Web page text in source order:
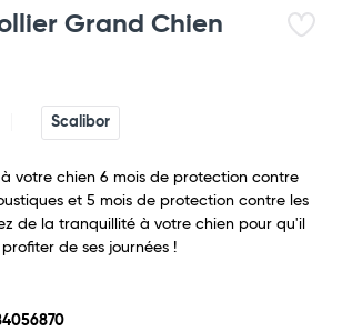
Grand Chien
Scalibor
votre chien 6 mois de protection contre
et 5 mois de protection contre les
de la tranquillité à votre chien pour qu'il
de ses journées !